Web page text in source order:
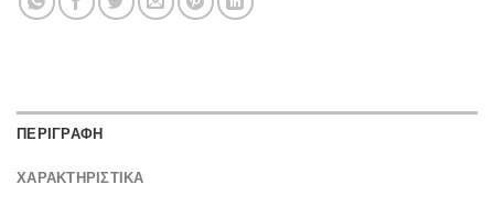
ΠΕΡΙΓΡΑΦΗ
ΧΑΡΑΚΤΗΡΙΣΤΙΚΑ